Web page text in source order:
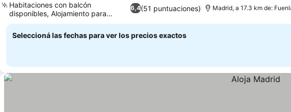
6,4(51 puntuaciones)
Habitaciones con balcón
disponibles, Alojamiento para
familias
Madrid, a 17.3 km de:
Seleccioná las fechas para ver los precios exactos